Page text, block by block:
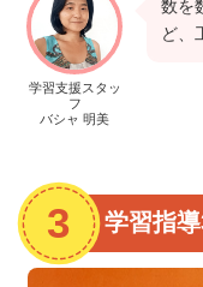
学習支援スタッ
フ
バシャ 明美
数を
ど、
学習指導